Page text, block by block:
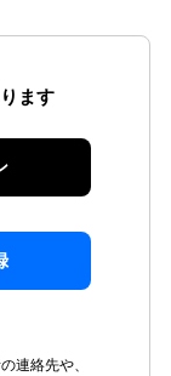
ます
連絡先や、